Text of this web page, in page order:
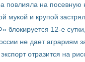
повлияла на
мукой и крупой
блокируется 12-е
не дает аграриям
отразится на